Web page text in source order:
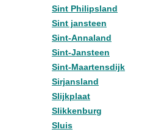
Sint Philipsland
Sint jansteen
Sint-Annaland
Sint-Jansteen
Sint-Maartensdijk
Sirjansland
Slijkplaat
Slikkenburg
Sluis